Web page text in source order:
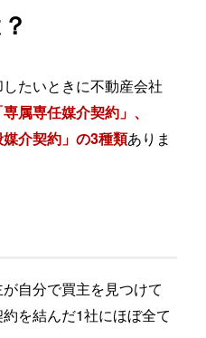
たいときに不動産会社
専属専任媒介契約」、
媒介契約」の3種類ありま
自分で買主を見つけて
を結んだ1社にほぼ全て